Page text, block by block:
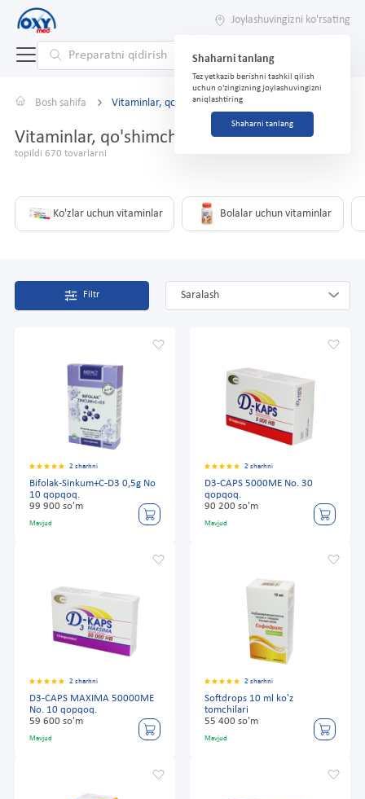
Joylashuvingizni ko'rsating
Shaharni tanlang
Tez yetkazib berishni tashkil qilish
uchun o'zingizning joylashuvingizni
aniqlashtiring
Shaharni tanlang
Bosh sahifa Vitaminlar, qo'shimchalar
Vitaminlar, qo'shimchalar
topildi 670 tovarlarni
Ko'zlar uchun vitaminlar Bolalar uchun vitaminlar
Filtr Saralash
2 sharhni
Bifolak-Sinkum+C-D3 0,5g No
10 qopqoq.
99 900 so'm
Mavjud
2 sharhni
D3-CAPS 5000ME No. 30
qopqoq.
90 200 so'm
Mavjud
2 sharhni
D3-CAPS MAXIMA 50000ME
No. 10 qopqoq.
59 600 so'm
Mavjud
2 sharhni
Softdrops 10 ml ko'z
tomchilari
55 400 so'm
Mavjud